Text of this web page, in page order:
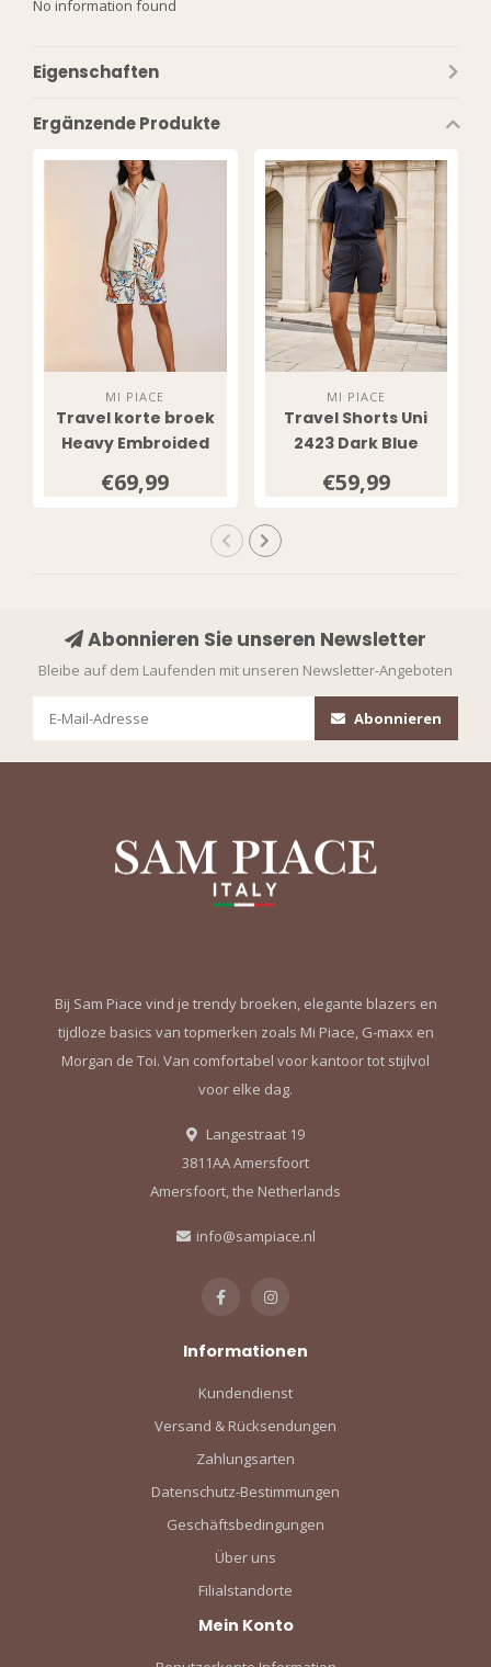
No information found
Eigenschaften
Ergänzende Produkte
MI PIACE
Travel korte broek
Heavy Embroided
Multicolour
€69,99
MI PIACE
Travel Shorts Uni
2423 Dark Blue
€59,99
Abonnieren Sie unseren Newsletter
Bleibe auf dem Laufenden mit unseren Newsletter-Angeboten
Abonnieren
Bij Sam Piace vind je trendy broeken, elegante blazers en
tijdloze basics van topmerken zoals Mi Piace, G-maxx en
Morgan de Toi. Van comfortabel voor kantoor tot stijlvol
voor elke dag.
Langestraat 19
3811AA Amersfoort
Amersfoort, the Netherlands
info@sampiace.nl
Informationen
Kundendienst
Versand & Rücksendungen
Zahlungsarten
Datenschutz-Bestimmungen
Geschäftsbedingungen
Über uns
Filialstandorte
Mein Konto